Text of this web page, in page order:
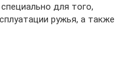
для того,
ружья, а также